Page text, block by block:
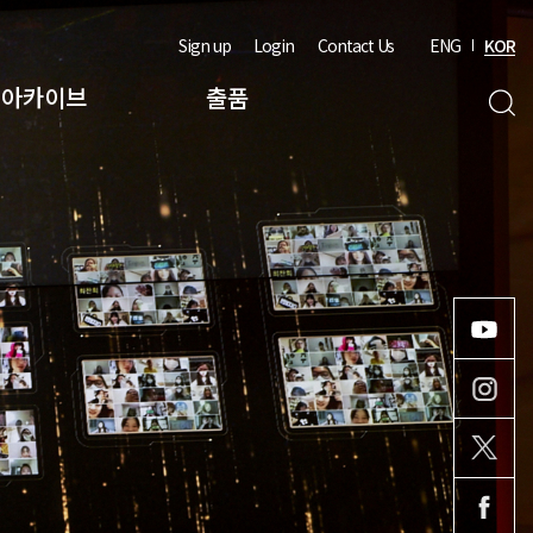
아카이브 출품
Sign up Login Contact Us ENG KOR